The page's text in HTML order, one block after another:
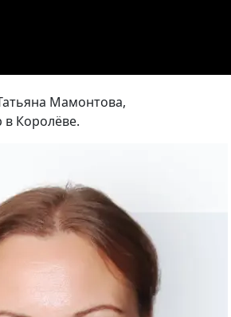
Мамонтова,
в Королёве.